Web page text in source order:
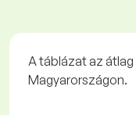
A táblázat az
Magyarországon.